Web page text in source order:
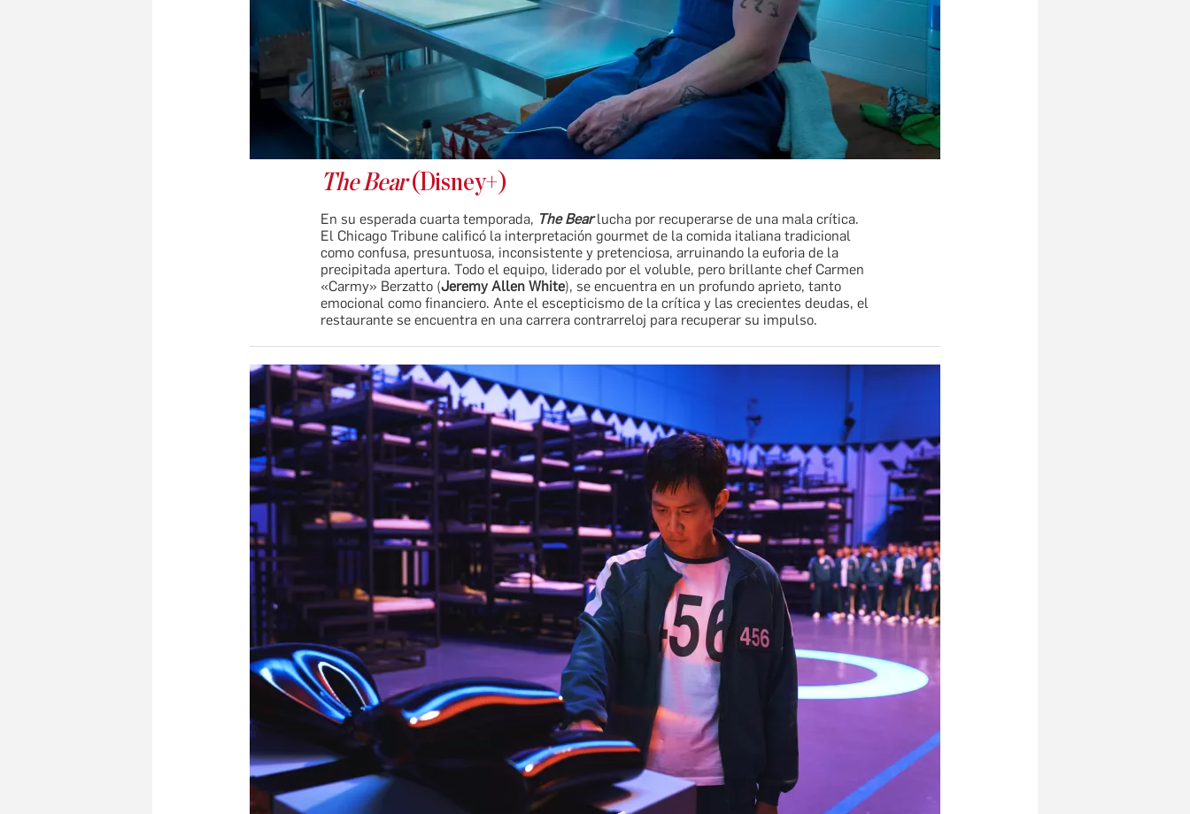
The Bear(Disney+)
En su esperada cuarta temporada, The Bearlucha por recuperarse de una mala crítica.
El Chicago Tribune calificó la interpretación gourmet de la comida italiana tradicional
como confusa, presuntuosa, inconsistente y pretenciosa, arruinando la euforia de la
precipitada apertura. Todo el equipo, liderado por el voluble, pero brillante chef Carmen
«Carmy» Berzatto (Jeremy Allen White), se encuentra en un profundo aprieto, tanto
emocional como financiero. Ante el escepticismo de la crítica y las crecientes deudas, el
restaurante se encuentra en una carrera contrarreloj para recuperar su impulso.